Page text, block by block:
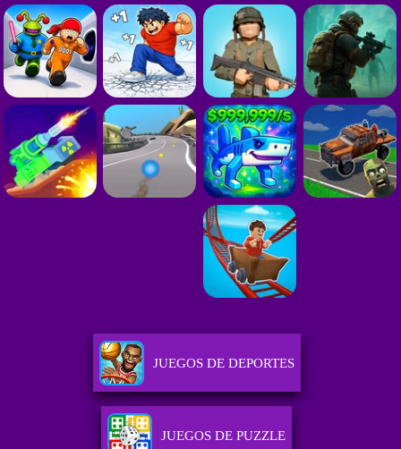
JUEGOS DE DEPORTES
JUEGOS DE PUZZLE